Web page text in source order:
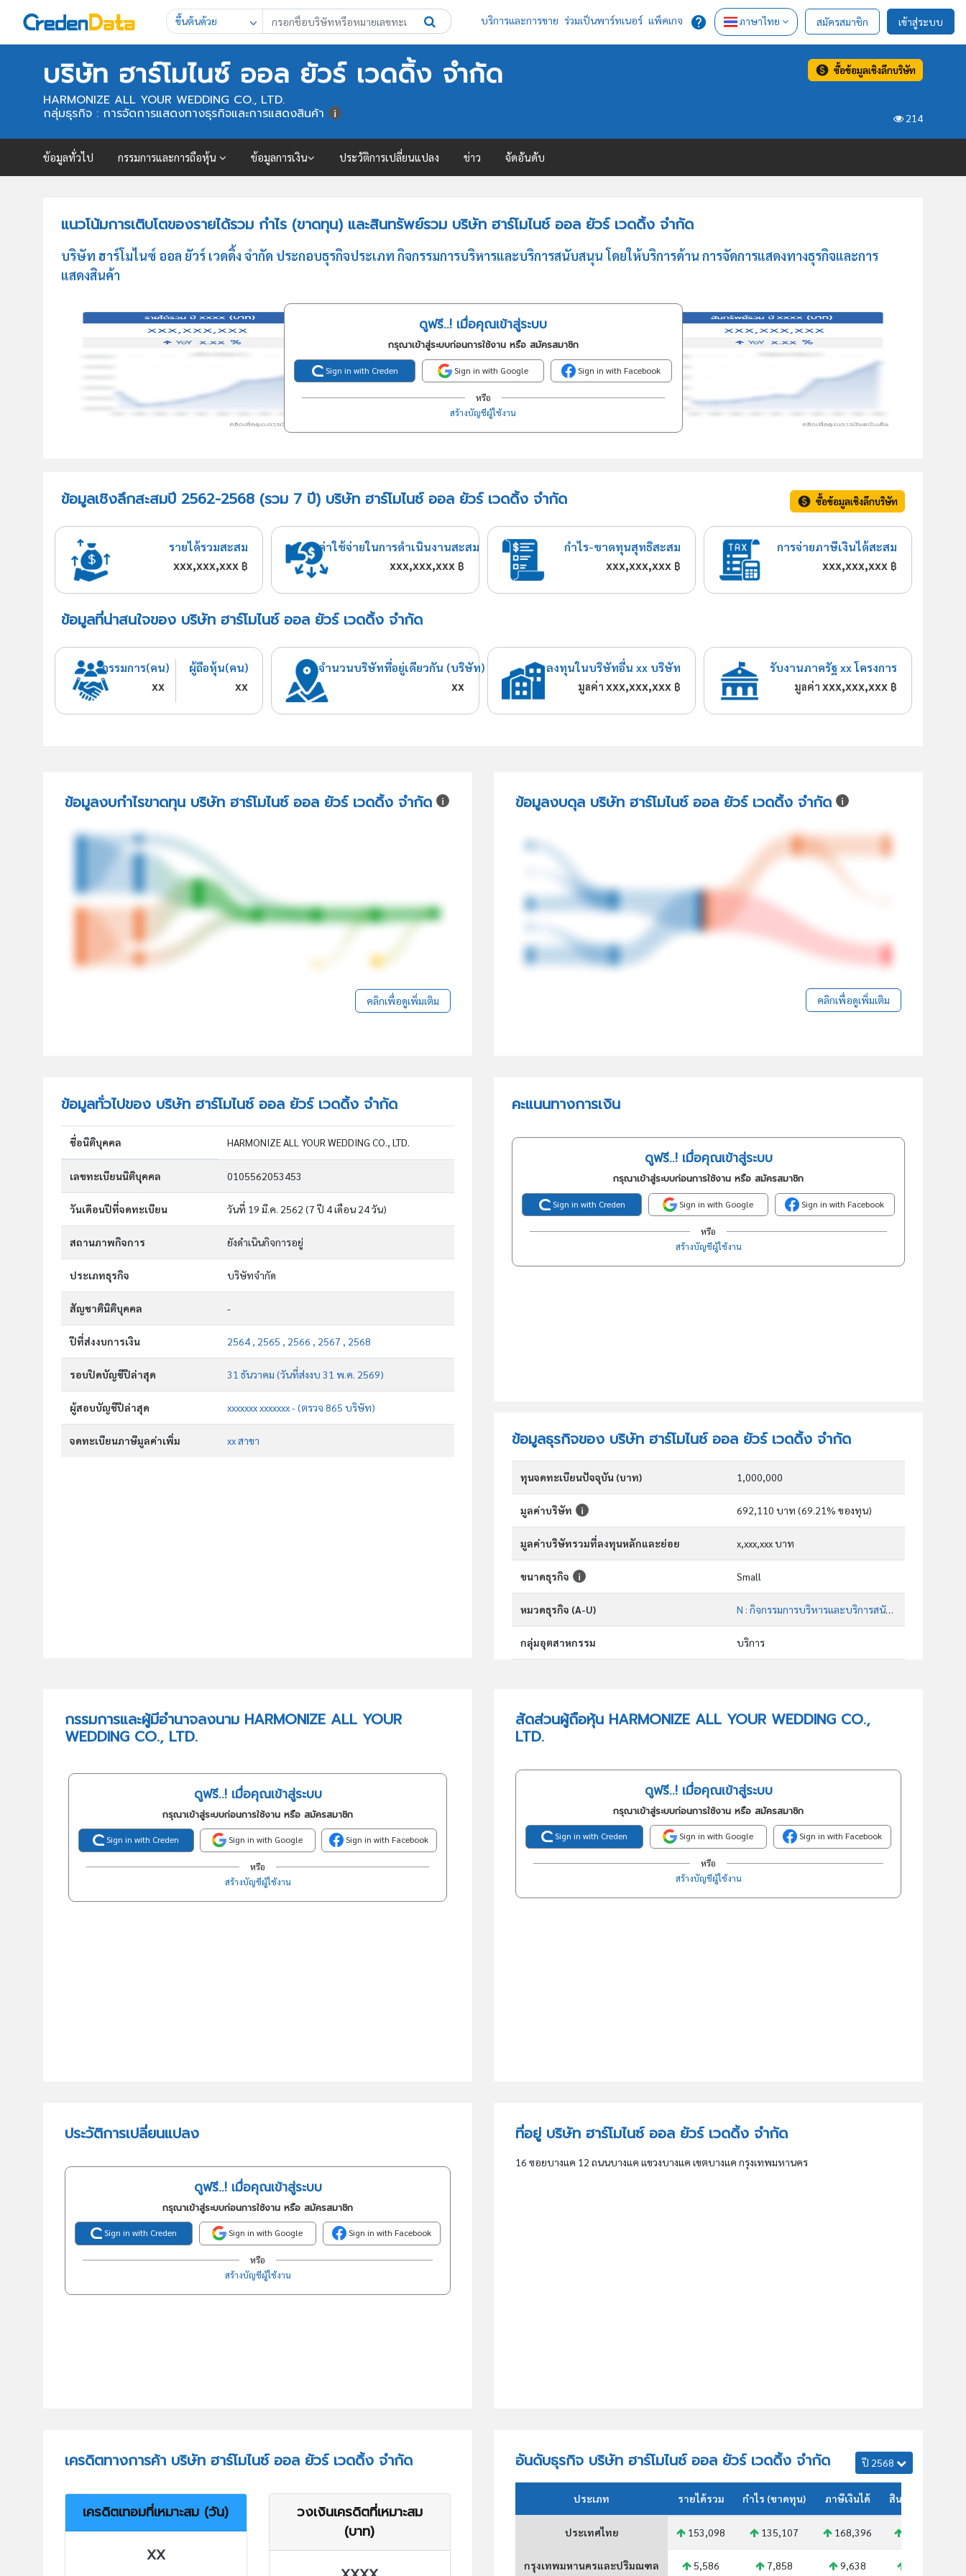
ขึ้นต้นด้วย บริการและการขาย ร่วมเป็นพาร์ทเนอร์ แพ็คเกจ ภาษาไทย สมัครสมาชิก เข้าสู่ระบบ
บริษัท ฮาร์โมไนซ์ ออล ยัวร์ เวดดิ้ง จำกัด ซื้อข้อมูลเชิงลึกบริษัท
HARMONIZE ALL YOUR WEDDING CO., LTD.
214
กลุ่มธุรกิจ : การจัดการแสดงทางธุรกิจและการแสดงสินค้า
ข้อมูลทั่วไป กรรมการและการถือหุ้น ข้อมูลการเงิน ประวัติการเปลี่ยนแปลง ข่าว จัดอันดับ
แนวโน้มการเติบโตของรายได้รวม กำไร (ขาดทุน) และสินทรัพย์รวม บริษัท ฮาร์โมไนซ์ ออล ยัวร์ เวดดิ้ง จำกัด
บริษัท ฮาร์โมไนซ์ ออล ยัวร์ เวดดิ้ง จำกัด ประกอบธุรกิจประเภท กิจกรรมการบริหารและบริการสนับสนุน โดยให้บริการด้าน การจัดการแสดงทางธุรกิจและการ
แสดงสินค้า
ดูฟรี..! เมื่อคุณเข้าสู่ระบบ
กรุณาเข้าสู่ระบบก่อนการใช้งาน หรือ สมัครสมาชิก
Sign in with Creden Sign in with Google Sign in with Facebook
หรือ
สร้างบัญชีผู้ใช้งาน
ข้อมูลเชิงลึกสะสมปี 2562-2568 (รวม 7 ปี) บริษัท ฮาร์โมไนซ์ ออล ยัวร์ เวดดิ้ง จำกัด ซื้อข้อมูลเชิงลึกบริษัท
รายได้รวมสะสม
xxx,xxx,xxx ฿
ค่าใช้จ่ายในการดำเนินงานสะสม
xxx,xxx,xxx ฿
กำไร-ขาดทุนสุทธิสะสม
xxx,xxx,xxx ฿
การจ่ายภาษีเงินได้สะสม
xxx,xxx,xxx ฿
ข้อมูลที่น่าสนใจของ บริษัท ฮาร์โมไนซ์ ออล ยัวร์ เวดดิ้ง จำกัด
กรรมการ(คน)
xx
ผู้ถือหุ้น(คน)
xx
จำนวนบริษัทที่อยู่เดียวกัน (บริษัท)
xx
ลงทุนในบริษัทอื่น xx บริษัท
มูลค่าxxx,xxx,xxx ฿
รับงานภาครัฐ xx โครงการ
มูลค่าxxx,xxx,xxx ฿
ข้อมูลงบกำไรขาดทุน บริษัท ฮาร์โมไนซ์ ออล ยัวร์ เวดดิ้ง จำกัด
คลิกเพื่อดูเพิ่มเติม
ข้อมูลงบดุล บริษัท ฮาร์โมไนซ์ ออล ยัวร์ เวดดิ้ง จำกัด
คลิกเพื่อดูเพิ่มเติม
ข้อมูลทั่วไปของ บริษัท ฮาร์โมไนซ์ ออล ยัวร์ เวดดิ้ง จำกัด
ชื่อนิติบุคคล HARMONIZE ALL YOUR WEDDING CO., LTD.
เลขทะเบียนนิติบุคคล 0105562053453
วันเดือนปีที่จดทะเบียน วันที่ 19 มี.ค. 2562 (7 ปี 4 เดือน 24 วัน)
สถานภาพกิจการ ยังดำเนินกิจการอยู่
ประเภทธุรกิจ บริษัทจำกัด
สัญชาตินิติบุคคล -
ปีที่ส่งงบการเงิน 2564 , 2565 , 2566 , 2567 , 2568
รอบปิดบัญชีปีล่าสุด 31 ธันวาคม (วันที่ส่งงบ 31 พ.ค. 2569)
ผู้สอบบัญชีปีล่าสุด xxxxxxx xxxxxxx - (ตรวจ 865 บริษัท)
จดทะเบียนภาษีมูลค่าเพิ่ม xx สาขา
คะแนนทางการเงิน
ดูฟรี..! เมื่อคุณเข้าสู่ระบบ
กรุณาเข้าสู่ระบบก่อนการใช้งาน หรือ สมัครสมาชิก
Sign in with Creden Sign in with Google Sign in with Facebook
หรือ
สร้างบัญชีผู้ใช้งาน
ข้อมูลธุรกิจของ บริษัท ฮาร์โมไนซ์ ออล ยัวร์ เวดดิ้ง จำกัด
ทุนจดทะเบียนปัจจุบัน (บาท) 1,000,000
มูลค่าบริษัท 692,110 บาท (69.21% ของทุน)
มูลค่าบริษัทรวมที่ลงทุนหลักและย่อย x,xxx,xxx บาท
ขนาดธุรกิจ Small
หมวดธุรกิจ (A-U) N : กิจกรรมการบริหารและบริการสนับสนุน
กลุ่มอุตสาหกรรม บริการ
วัตถุประสงค์
กรรมการและผู้มีอำนาจลงนาม HARMONIZE ALL YOUR
WEDDING CO., LTD.
ดูฟรี..! เมื่อคุณเข้าสู่ระบบ
กรุณาเข้าสู่ระบบก่อนการใช้งาน หรือ สมัครสมาชิก
Sign in with Creden Sign in with Google Sign in with Facebook
หรือ
สร้างบัญชีผู้ใช้งาน
สัดส่วนผู้ถือหุ้น HARMONIZE ALL YOUR WEDDING CO.,
LTD.
ดูฟรี..! เมื่อคุณเข้าสู่ระบบ
กรุณาเข้าสู่ระบบก่อนการใช้งาน หรือ สมัครสมาชิก
Sign in with Creden Sign in with Google Sign in with Facebook
หรือ
สร้างบัญชีผู้ใช้งาน
ประวัติการเปลี่ยนแปลง
ดูฟรี..! เมื่อคุณเข้าสู่ระบบ
กรุณาเข้าสู่ระบบก่อนการใช้งาน หรือ สมัครสมาชิก
Sign in with Creden Sign in with Google Sign in with Facebook
หรือ
สร้างบัญชีผู้ใช้งาน
ที่อยู่ บริษัท ฮาร์โมไนซ์ ออล ยัวร์ เวดดิ้ง จำกัด
16 ซอยบางแค 12 ถนนบางแค แขวงบางแค เขตบางแค กรุงเทพมหานคร
เครดิตทางการค้า บริษัท ฮาร์โมไนซ์ ออล ยัวร์ เวดดิ้ง จำกัด
เครดิตเทอมที่เหมาะสม (วัน)
XX
วงเงินเครดิตที่เหมาะสม
(บาท)
อันดับธุรกิจ บริษัท ฮาร์โมไนซ์ ออล ยัวร์ เวดดิ้ง จำกัด ปี 2568
ประเภท รายได้รวม กำไร (ขาดทุน) ภาษีเงินได้ สินทรัพย์รวม
ประเทศไทย 153,098 135,107 168,396
กรุงเทพมหานครและปริมณฑล 5,586 7,858 9,638